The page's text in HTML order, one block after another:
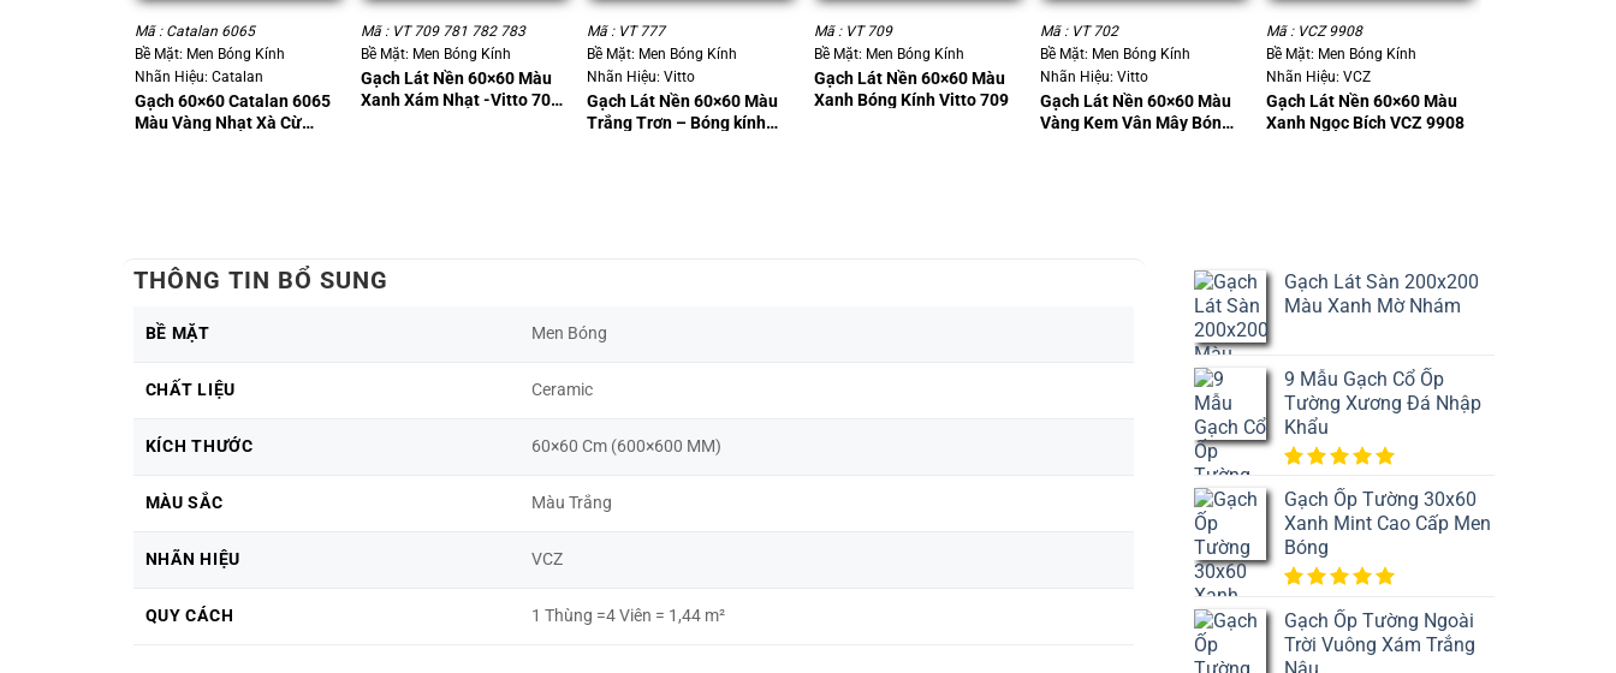
Mã : Catalan 6065
Bề Mặt: Men Bóng Kính
Nhãn Hiệu: Catalan
Gạch 60×60 Catalan 6065
Màu Vàng Nhạt Xà Cừ
Mã : VT 709 781 782 783
Bề Mặt: Men Bóng Kính
Gạch Lát Nền 60×60 Màu
Xanh Xám Nhạt -Vitto 709
Mã : VT 777
Bề Mặt: Men Bóng Kính
Nhãn Hiệu: Vitto
Gạch Lát Nền 60×60 Màu
Trắng Trơn – Bóng kính
Mã : VT 709
Bề Mặt: Men Bóng Kính
Gạch Lát Nền 60×60 Màu
Xanh Bóng Kính Vitto 709
Mã : VT 702
Bề Mặt: Men Bóng Kính
Nhãn Hiệu: Vitto
Gạch Lát Nền 60×60 Màu
Vàng Kem Vân Mây Bóng
Mã : VCZ 9908
Bề Mặt: Men Bóng Kính
Nhãn Hiệu: VCZ
Gạch Lát Nền 60×60 Màu
Xanh Ngọc Bích VCZ 9908
THÔNG TIN BỔ SUNG
BỀ MẶT Men Bóng
CHẤT LIỆU Ceramic
KÍCH THƯỚC 60×60 Cm (600×600 MM)
MÀU SẮC Màu Trắng
NHÃN HIỆU VCZ
QUY CÁCH 1 Thùng =4 Viên = 1,44 m²
Gạch Lát Sàn 200x200
Màu Xanh Mờ Nhám
9 Mẫu Gạch Cổ Ốp
Tường Xương Đá Nhập
Khẩu
trên
5 dựa
trênđánh
giá
Gạch Ốp Tường 30x60
Xanh Mint Cao Cấp Men
Bóng
trên
5 dựa
trênđánh
giá
Gạch Ốp Tường Ngoài
Trời Vuông Xám Trắng
Nâu